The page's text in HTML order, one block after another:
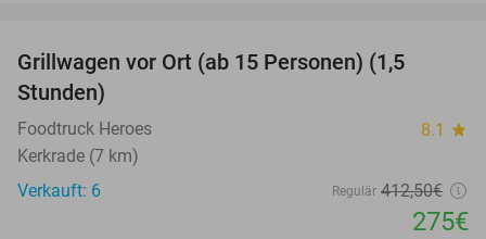
Grillwagen vor Ort (ab 15 Personen) (1,5
Stunden)
Foodtruck Heroes 8.1 star
Kerkrade (7 km)
Verkauft: 6
Regulär 412,50€
275€